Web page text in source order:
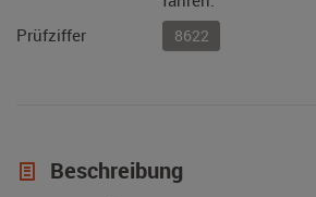
Prüfziffer
8622
Beschreibung